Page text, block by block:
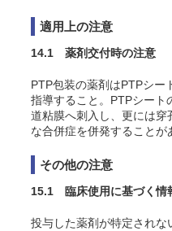
適用上の注意
14.1 薬剤交付時の注意
PTP包装の薬剤はPTPシー
指導すること。PTPシート
道粘膜へ刺入し、更には穿
な合併症を併発することが
その他の注意
15.1 臨床使用に基づく情
投与した薬剤が特定され